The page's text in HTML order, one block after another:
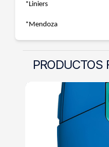
*Liniers
*Mendoza
PRODUCTOS